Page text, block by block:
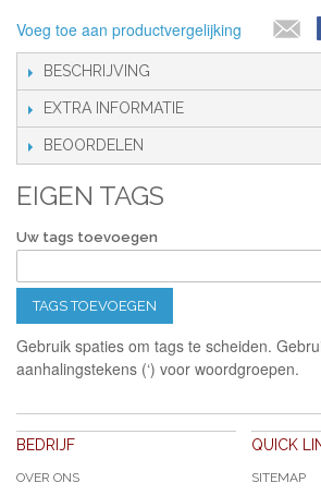
Voeg toe aan productvergelijking
BESCHRIJVING
EXTRA INFORMATIE
BEOORDELEN
EIGEN TAGS
Uw tags toevoegen
TAGS TOEVOEGEN
Gebruik spaties om tags te scheiden.
aanhalingstekens (‘) voor woordgroepen.
BEDRIJF
OVER ONS
QUICK
SITEMAP